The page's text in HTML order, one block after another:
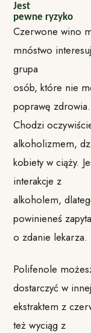
Jest
pewne ryzyko
Czerwone wino
mnóstwo
grupa
osób, które nie
poprawę zdrowia.
Chodzi
alkoholizmem,
kobiety w ciąży.
interakcje z
alkoholem,
powinieneś
o zdanie lekarza.
Polifenole
dostarczyć w
ekstraktem z
też wyciąg z